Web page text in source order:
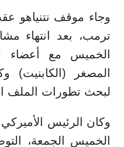
وجاء موقف نتنياهو
ترمب، بعد انتهاء
الخميس مع أعضاء
المصغر (الكابنيت)
لبحث تطورات الملف
وكان الرئيس
الخميس الجمعة،